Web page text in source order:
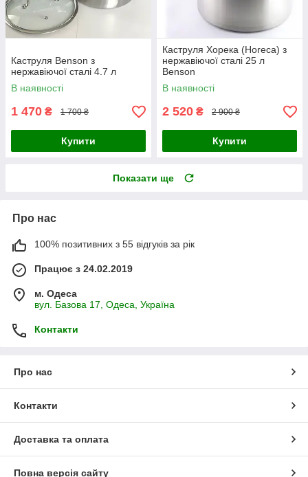
Каструля Benson з
нержавіючої сталі 4.7 л
В наявності
1 470 ₴ 1 700 ₴
Купити
Каструля Хорека (Horeca) з
нержавіючої сталі 25 л
Benson
В наявності
2 520 ₴ 2 900 ₴
Купити
Показати ще
Про нас
100% позитивних з 55 відгуків за рік
Працює з 24.02.2019
м. Одеса
вул. Базова 17, Одеса, Україна
Контакти
Про нас
Контакти
Доставка та оплата
Повна версія сайту